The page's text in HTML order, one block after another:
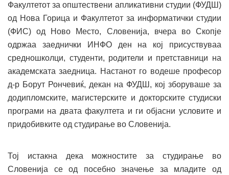
Факултетот за општествени апликативни студии (ФУДШ)
од Нова Горица и Факултетот за информатички студии
(ФИС) од Ново Место, Словенија, вчера во Скопје
одржаа заеднички ИНФО ден на кој присуствуваа
средношколци, студенти, родители и претставници на
академската заедница. Настанот го водеше професор
д-р Борут Рончевиќ, декан на ФУДШ, кој зборуваше за
додипломските, магистерските и докторските студиски
програми на двата факултета и ги објасни условите и
придобивките од студирање во Словенија.
Тој истакна дека можностите за студирање во
Словенија се од посебно значење за младите од